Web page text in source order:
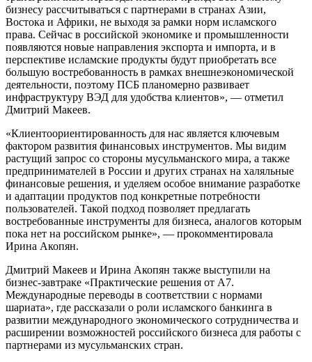
бизнесу рассчитываться с партнерами в странах Азии,
Востока и Африки, не выходя за рамки норм исламского
права. Сейчас в российской экономике и промышленности
появляются новые направления экспорта и импорта, и в
перспективе исламские продукты будут приобретать все
большую востребованность в рамках внешнеэкономической
деятельности, поэтому ПСБ планомерно развивает
инфраструктуру ВЭД для удобства клиентов», — отметил
Дмитрий Макеев.
«Клиентоориентированность для нас является ключевым
фактором развития финансовых инструментов. Мы видим
растущий запрос со стороны мусульманского мира, а также
предпринимателей в России и других странах на халяльные
финансовые решения, и уделяем особое внимание разработке
и адаптации продуктов под конкретные потребности
пользователей. Такой подход позволяет предлагать
востребованные инструменты для бизнеса, аналогов которым
пока нет на российском рынке», — прокомментировала
Ирина Акопян.
Дмитрий Макеев и Ирина Акопян также выступили на
бизнес-завтраке «Практические решения от А7.
Международные переводы в соответствии с нормами
шариата», где рассказали о роли исламского банкинга в
развитии международного экономического сотрудничества и
расширении возможностей российского бизнеса для работы с
партнерами из мусульманских стран.